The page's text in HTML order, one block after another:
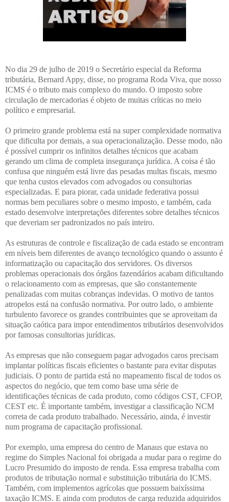
No dia 29 de julho de 2019 o Secretário especial da Reforma
tributária, Bernard Appy, disse, no programa Roda Viva, que nosso
ICMS é o tributo mais complexo do mundo. O imposto sobre
circulação de mercadorias é objeto de muitas críticas no meio
político e empresarial.
O primeiro grande problema está na super complexidade normativa
que dificulta por demais, a sua operacionalização. Desse modo, não
é possível cumprir os infinitos detalhes técnicos que acabam
gerando um clima de completa insegurança jurídica. A coisa é tão
confusa que ninguém está livre das pesadas multas fiscais, mesmo
que tenha custos elevados com advogados ou consultorias
especializadas. E para piorar, cada unidade federativa possui
normas bem peculiares sobre o mesmo imposto, e também, cada
estado desenvolve interpretações diferentes sobre detalhes técnicos
que deveriam ser padronizados no país inteiro.
As estruturas de controle e fiscalização de cada estado se encontram
em níveis bem diferentes de avanço tecnológico quando o assunto é
informatização ou capacitação dos servidores. Os diversos
problemas operacionais dos órgãos fazendários acabam dificultando
o relacionamento com as empresas, que são constantemente
penalizadas com muitas cobranças indevidas. O motivo de tantos
atropelos está na confusão normativa. Por outro lado, o ambiente
turbulento favorece os grandes contribuintes que se aproveitam da
situação caótica para impor entendimentos tributários desenvolvidos
por famosas consultorias jurídicas.
As empresas que não conseguem pagar advogados caros precisam
implantar políticas fiscais eficientes o bastante para evitar disputas
judiciais. O ponto de partida está no mapeamento fiscal de todos os
aspectos do negócio, que tem como base uma série de
identificações técnicas de cada produto, como códigos CST, CFOP,
CEST etc. É importante também, investigar a classificação NCM
correta de cada produto trabalhado. Necessário, ainda, é investir
num programa de capacitação profissional.
Por exemplo, uma empresa do centro de Manaus que estava no
regime do Simples Nacional foi obrigada a mudar para o regime do
Lucro Presumido do imposto de renda. Essa empresa trabalha com
produtos de tributação normal e substituição tributária do ICMS.
Também, com implementos agrícolas que possuem baixíssima
taxação ICMS. E ainda com produtos de carga reduzida adquiridos